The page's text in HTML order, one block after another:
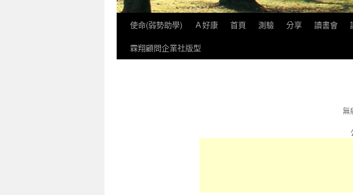
使命(弱勢助學) Ａ好康 首頁 測驗 分享 讀書會
霖翔顧問企業社版型
無